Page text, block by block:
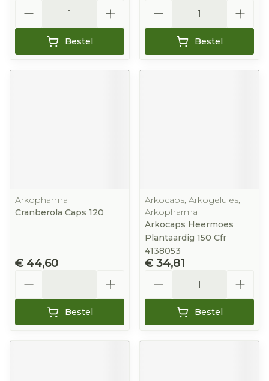
Bestel Bestel
Arkopharma
Cranberola Caps 120
€ 44,60
Bestel
Arkocaps, Arkogelules,
Arkopharma
Arkocaps Heermoes
Plantaardig 150 Cfr
4138053
€ 34,81
Bestel